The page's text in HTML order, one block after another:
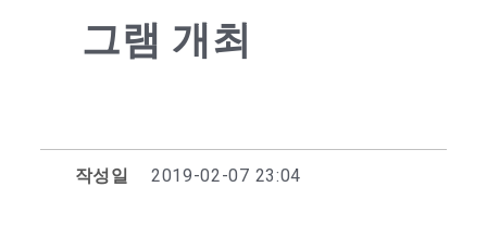
그램 개최
작성일 2019-02-07 23:04